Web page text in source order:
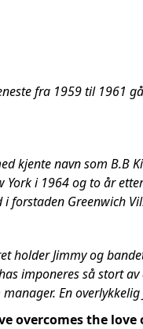
fra 1959 til 1961
kjente navn som B.B
York i 1964 og to år
forstaden Greenwich
holder Jimmy og
imponeres så stort
En
overcomes the